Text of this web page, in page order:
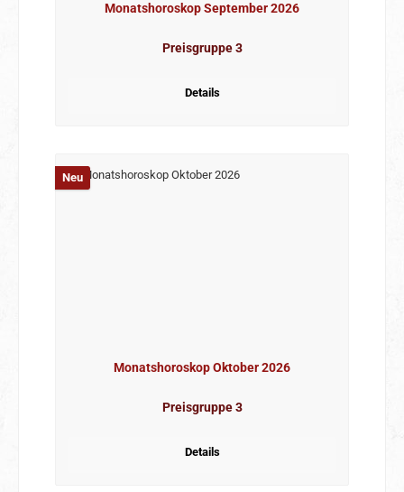
Monatshoroskop September 2026
Preisgruppe 3
Details
Neu
Monatshoroskop Oktober 2026
Preisgruppe 3
Details